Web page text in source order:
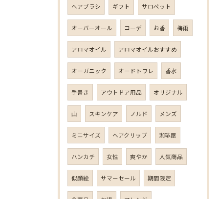
ヘアブラシ ギフト サロペット
オーバーオール コーデ お香 梅雨
アロマオイル アロマオイルおすすめ
オーガニック オードトワレ 香水
手書き アウトドア用品 オリジナル
山 スキンケア ノルド メンズ
ミニサイズ ヘアクリップ 珈琲屋
ハンカチ 女性 爽やか 人気商品
似顔絵 サマーセール 期間限定